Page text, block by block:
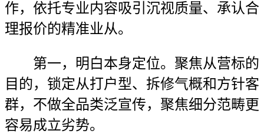
作，依托专业内容吸引沉视质量、承认合
理报价的精准业从。
第一，明白本身定位。聚焦从营标的
目的，锁定从打户型、拆修气概和方针客
群，不做全品类泛宣传，聚焦细分范畴更
容易成立劣势。